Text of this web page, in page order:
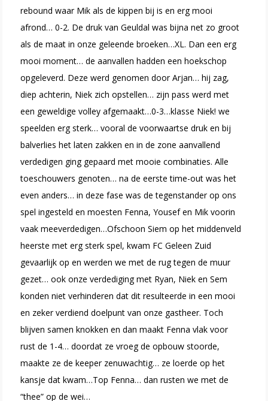
rebound waar Mik als de kippen bij is en erg mooi
afrond… 0-2. De druk van Geuldal was bijna net zo groot
als de maat in onze geleende broeken…XL. Dan een erg
mooi moment… de aanvallen hadden een hoekschop
opgeleverd. Deze werd genomen door Arjan… hij zag,
diep achterin, Niek zich opstellen… zijn pass werd met
een geweldige volley afgemaakt…0-3…klasse Niek! we
speelden erg sterk… vooral de voorwaartse druk en bij
balverlies het laten zakken en in de zone aanvallend
verdedigen ging gepaard met mooie combinaties. Alle
toeschouwers genoten… na de eerste time-out was het
even anders… in deze fase was de tegenstander op ons
spel ingesteld en moesten Fenna, Yousef en Mik voorin
vaak meeverdedigen…Ofschoon Siem op het middenveld
heerste met erg sterk spel, kwam FC Geleen Zuid
gevaarlijk op en werden we met de rug tegen de muur
gezet… ook onze verdediging met Ryan, Niek en Sem
konden niet verhinderen dat dit resulteerde in een mooi
en zeker verdiend doelpunt van onze gastheer. Toch
blijven samen knokken en dan maakt Fenna vlak voor
rust de 1-4… doordat ze vroeg de opbouw stoorde,
maakte ze de keeper zenuwachtig… ze loerde op het
kansje dat kwam…Top Fenna… dan rusten we met de
“thee” op de wei…